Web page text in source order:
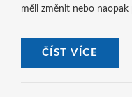
měli změnit nebo naopak
ČÍST VÍCE